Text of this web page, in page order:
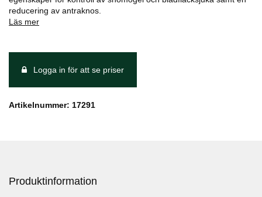
reducering av antraknos.
Läs mer
Logga in för att se priser
Artikelnummer: 17291
Produktinformation